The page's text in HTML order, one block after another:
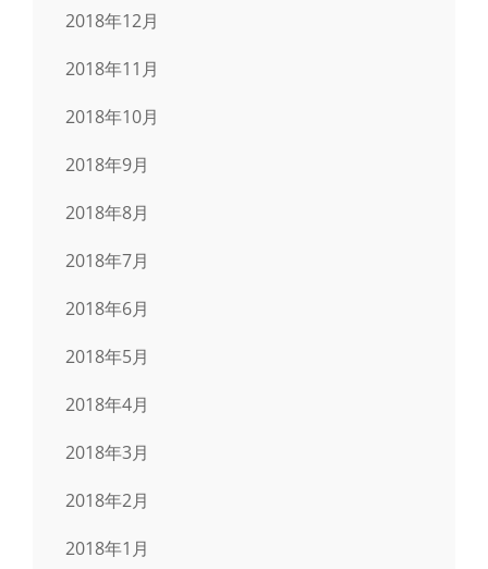
2018年12月
2018年11月
2018年10月
2018年9月
2018年8月
2018年7月
2018年6月
2018年5月
2018年4月
2018年3月
2018年2月
2018年1月